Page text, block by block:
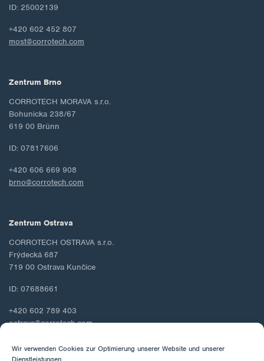
Wir verwenden Cookies zur Optimierung unserer Website und unserer
ID: 25002139
+420 602 452 807
most@corrotech.com
Zentrum Brno
CORROTECH MORAVA s.r.o.
Bohunicka 238/67
619 00 Brünn
ID: 07817606
+420 606 669 908
brno@corrotech.com
Zentrum Ostrava
CORROTECH OSTRAVA s.r.o.
Frýdecká 687
719 00 Ostrava Kunčice
ID: 07688661
+420 602 789 403
ostrava@corrotech.com